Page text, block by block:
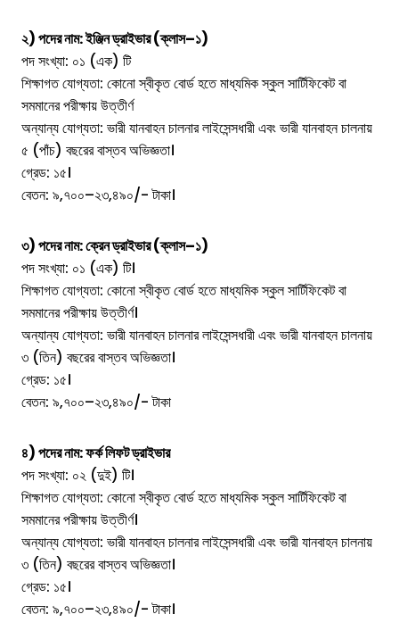
২) পদের নাম: ইঞ্জিন ড্রাইভার (ক্লাস–১)
পদ সংখ্যা: ০১ (এক) টি
শিক্ষাগত যোগ্যতা: কোনো স্বীকৃত বোর্ড হতে মাধ্যমিক স্কুল সার্টিফিকেট বা
সমমানের পরীক্ষায় উত্তীর্ণ
অন্যান্য যোগ্যতা: ভারী যানবাহন চালনার লাইসেন্সধারী এবং ভারী যানবাহন চালনায়
৫ (পাঁচ) বছরের বাস্তব অভিজ্ঞতা।
গ্রেড: ১৫।
বেতন: ৯,৭০০–২৩,৪৯০/- টাকা।
৩) পদের নাম: ক্রেন ড্রাইভার (ক্লাস–১)
পদ সংখ্যা: ০১ (এক) টি।
শিক্ষাগত যোগ্যতা: কোনো স্বীকৃত বোর্ড হতে মাধ্যমিক স্কুল সার্টিফিকেট বা
সমমানের পরীক্ষায় উত্তীর্ণ।
অন্যান্য যোগ্যতা: ভারী যানবাহন চালনার লাইসেন্সধারী এবং ভারী যানবাহন চালনায়
৩ (তিন) বছরের বাস্তব অভিজ্ঞতা।
গ্রেড: ১৫।
বেতন: ৯,৭০০–২৩,৪৯০/- টাকা
৪) পদের নাম: ফর্ক লিফট ড্রাইভার
পদ সংখ্যা: ০২ (দুই) টি।
শিক্ষাগত যোগ্যতা: কোনো স্বীকৃত বোর্ড হতে মাধ্যমিক স্কুল সার্টিফিকেট বা
সমমানের পরীক্ষায় উত্তীর্ণ।
অন্যান্য যোগ্যতা: ভারী যানবাহন চালনার লাইসেন্সধারী এবং ভারী যানবাহন চালনায়
৩ (তিন) বছরের বাস্তব অভিজ্ঞতা।
গ্রেড: ১৫।
বেতন: ৯,৭০০–২৩,৪৯০/- টাকা।